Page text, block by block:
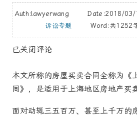
Auth:lawyerwang Date:2018/
诉讼专题
Word:共1252
已关闭评论
本文所称的房屋买卖合同全称为《
同》，是适用于上海地区房地产买
面对动辄三五百万、甚至上千万的